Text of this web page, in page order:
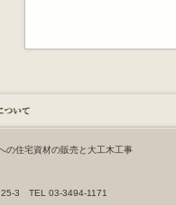
の住宅資材の販売と大工木工事
3 TEL 03-3494-1171